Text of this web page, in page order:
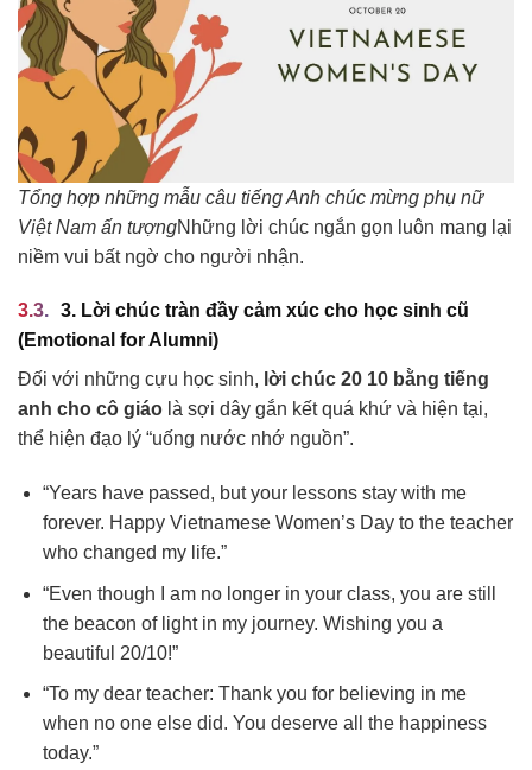
Tổng hợp những mẫu câu tiếng Anh chúc mừng phụ nữ
Việt Nam ấn tượngNhững lời chúc ngắn gọn luôn mang lại
niềm vui bất ngờ cho người nhận.
3. Lời chúc tràn đầy cảm xúc cho học sinh cũ
(Emotional for Alumni)
Đối với những cựu học sinh, lời chúc 20 10 bằng tiếng
anh cho cô giáo là sợi dây gắn kết quá khứ và hiện tại,
thể hiện đạo lý “uống nước nhớ nguồn”.
“Years have passed, but your lessons stay with me
forever. Happy Vietnamese Women’s Day to the teacher
who changed my life.”
“Even though I am no longer in your class, you are still
the beacon of light in my journey. Wishing you a
beautiful 20/10!”
“To my dear teacher: Thank you for believing in me
when no one else did. You deserve all the happiness
today.”